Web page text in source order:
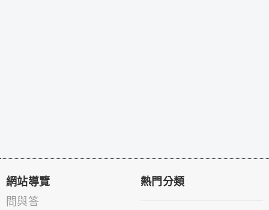
網站導覽
問與答
熱門分類